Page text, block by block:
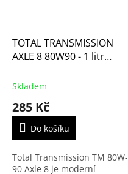
TOTAL TRANSMISSION
AXLE 8 80W90 - 1 litr
Skladem
285 Kč
Do košíku
Total Transmission TM 80W-
90 Axle 8 je moderní